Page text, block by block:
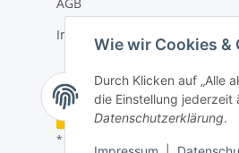
Wie wir Cookies &
Durch Klicken auf „Alle
die Einstellung jederzeit
Datenschutzerklärung.
Impressum
Vertrag
* Alle Preise inkl. gesetzlicher USt.,